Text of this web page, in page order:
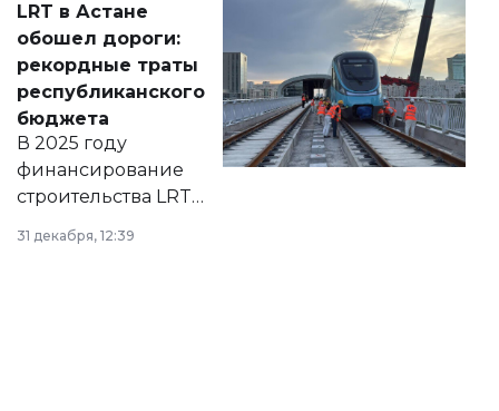
документ
появился в базе
нормативных
правовых актов и
на сайте маслихат
города.
LRT в Астане
обошел дороги:
рекордные траты
республиканского
бюджета
В 2025 году
финансирование
строительства LRT
в Астане из
республиканского
31 декабря, 12:39